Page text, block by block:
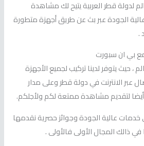
لدولة قطر العربية يتيح لك مشاهدة
الجودة عبر بث عن طريق أجهزة متطورة
.
بي ان سبورت
حيث يتوفر لدينا تركيب لجميع الأجهزة
عبر الانترنت في دولة قطر وعلى مدار
لتقديم مشاهدة ممتعة لكم ولأجلكم.
عالية الجودة وجوائز حصرية نقدمها
ذالك المجال الأولى فالأولى .